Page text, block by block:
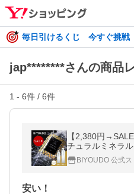
毎日引けるくじ 今すぐ挑戦
jap********さんの商品
1 - 6件 / 6件
【2,380円
チュラルミネラ
カ水 500ml×42本
軟水 美陽堂 silica
BIYOUDO 公式ス
安い！